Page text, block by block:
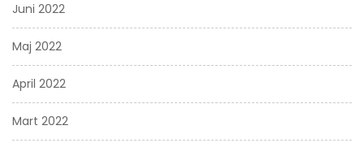
Juni 2022
Maj 2022
April 2022
Mart 2022